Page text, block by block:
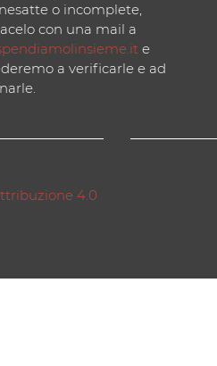
o incomplete,
con una mail a
e
a verificarle e ad
4.0